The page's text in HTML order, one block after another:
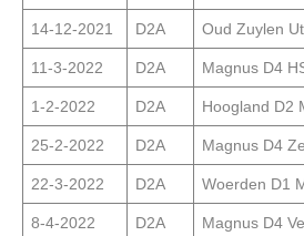
14-12-2021 D2A Oud Zuylen
11-3-2022 D2A Magnus D4
1-2-2022 D2A Hoogland D2
25-2-2022 D2A Magnus D4
22-3-2022 D2A Woerden D1
8-4-2022 D2A Magnus D4